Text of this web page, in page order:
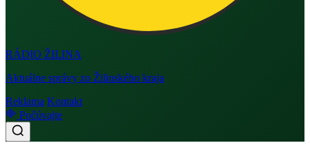
RÁDIO ŽILINA
Aktuálne správy zo Žilinského kraja
Reklama Kontakt
Počúvajte